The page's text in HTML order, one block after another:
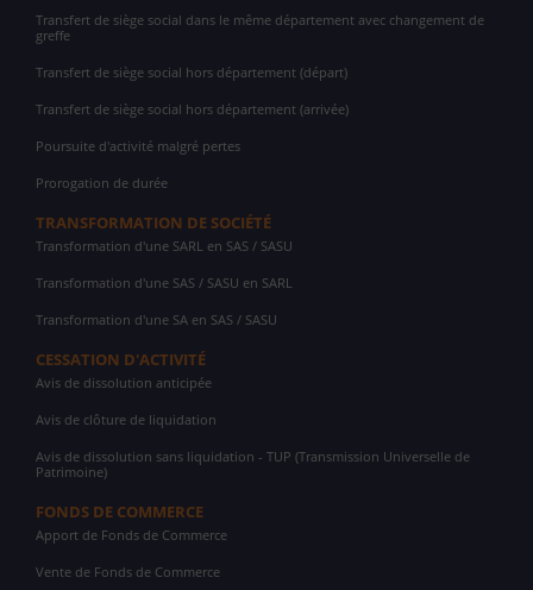
Transfert de siège social dans le même département avec changement de
greffe
Transfert de siège social hors département (départ)
Transfert de siège social hors département (arrivée)
Poursuite d'activité malgré pertes
Prorogation de durée
TRANSFORMATION DE SOCIÉTÉ
Transformation d'une SARL en SAS / SASU
Transformation d'une SAS / SASU en SARL
Transformation d'une SA en SAS / SASU
CESSATION D'ACTIVITÉ
Avis de dissolution anticipée
Avis de clôture de liquidation
Avis de dissolution sans liquidation - TUP (Transmission Universelle de
Patrimoine)
FONDS DE COMMERCE
Apport de Fonds de Commerce
Vente de Fonds de Commerce